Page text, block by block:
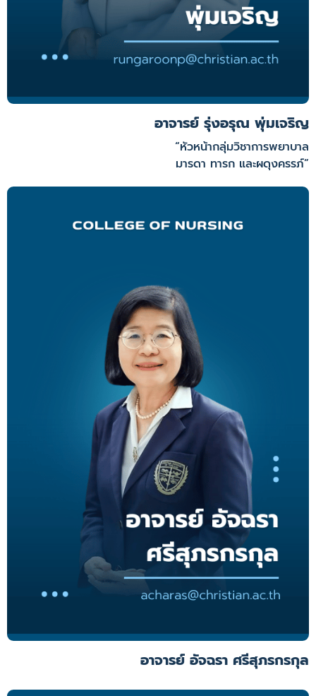
อาจารย์ รุ่งอรุณ พุ่มเจริญ
“หัวหน้ากลุ่มวิชาการพยาบาล
มารดา ทารก และผดุงครรภ์”
อาจารย์ อัจฉรา ศรีสุภรกรกุล